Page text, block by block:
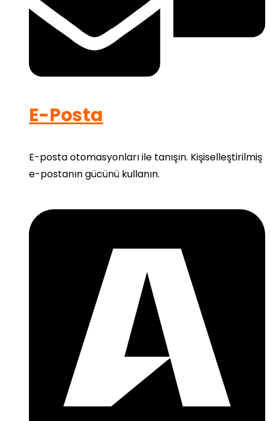
E-Posta
E-posta otomasyonları ile tanışın. Kişiselleştirilmiş
e-postanın gücünü kullanın.